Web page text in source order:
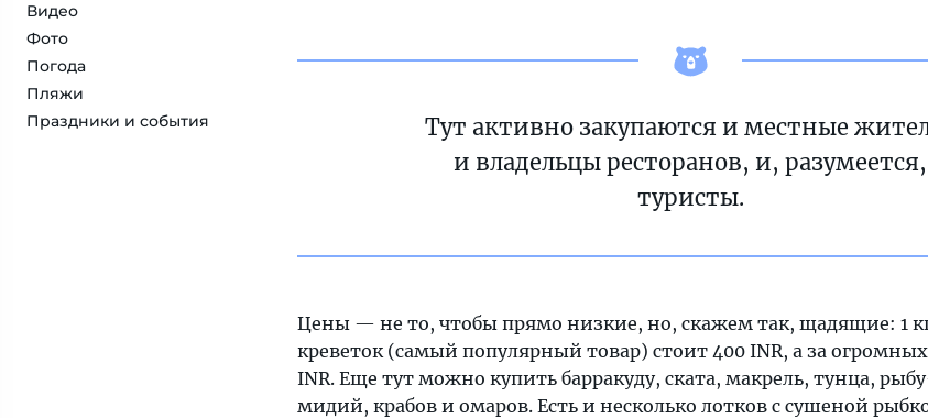
Видео
Фото
Погода
Пляжи
Праздники и события
Тут активно закупаются и местные
и владельцы ресторанов, и, разумеется,
туристы.
Цены — не то, чтобы прямо низкие, но, скажем так, щадящие: 1
креветок (самый популярный товар) стоит 400 INR, а за
INR. Еще тут можно купить барракуду, ската, макрель, тунца,
мидий, крабов и омаров. Есть и несколько лотков с сушеной